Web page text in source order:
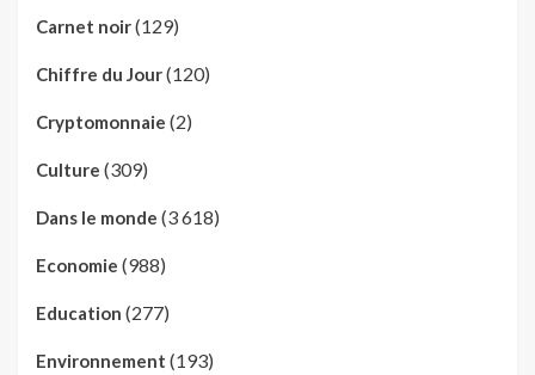
Carnet noir(129)
Chiffre du Jour(120)
Cryptomonnaie (2)
Culture (309)
Dans le monde (3 618)
Economie (988)
Education (277)
Environnement (193)